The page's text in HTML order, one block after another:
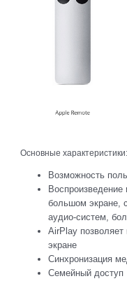
Основные характеристики:
Возможность
большом экране,
аудио-систем,
AirPlay
экране
Синхронизация
Семейный доступ